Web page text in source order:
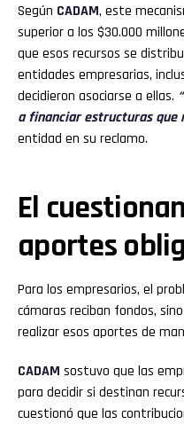
Según CADAM, este
superior a los $30.000
que esos recursos se
entidades empresarias,
decidieron asociarse a ellas.
a financiar estructuras que
entidad en su reclamo.
El
aportes
Para los empresarios, el
cámaras reciban fondos,
realizar esos aportes de
CADAM sostuvo que las
para decidir si destinan
cuestionó que las